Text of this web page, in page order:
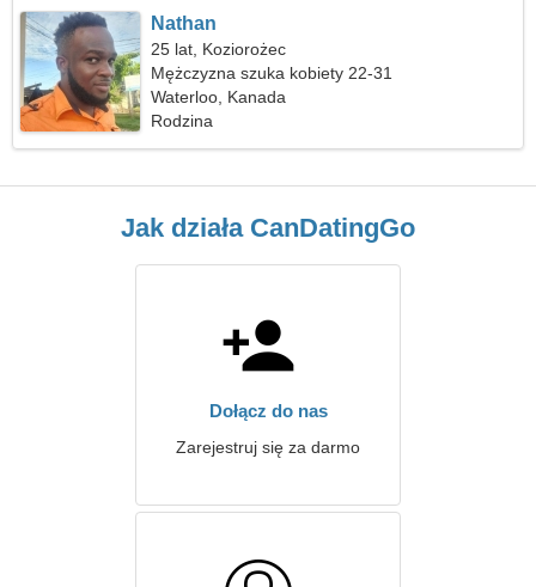
Nathan
25 lat, Koziorożec
Mężczyzna szuka kobiety 22-31
Waterloo, Kanada
Rodzina
Jak działa CanDatingGo
Dołącz do nas
Zarejestruj się za darmo